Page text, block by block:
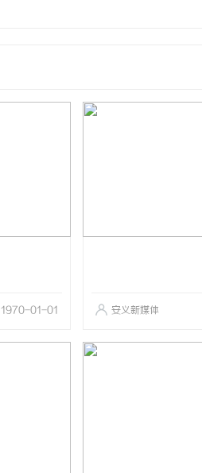
1970-01-01 安义新媒体